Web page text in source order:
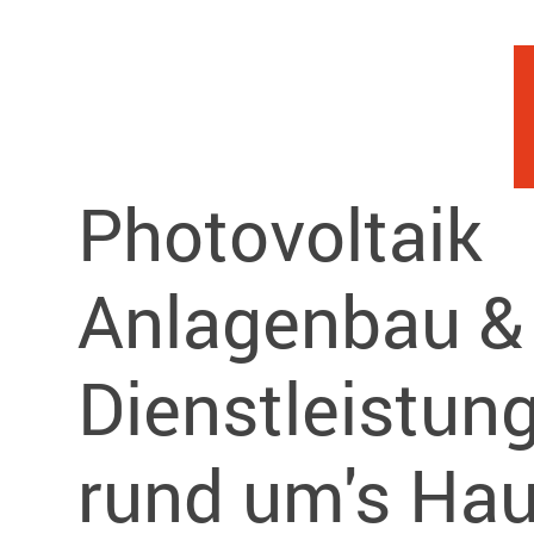
Photovoltaik
Anlagenbau &
rund um's